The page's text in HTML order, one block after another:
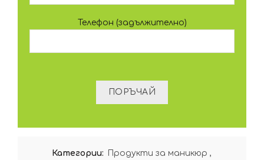
Телефон (задължително)
Категории: Продукти за маникюр ,